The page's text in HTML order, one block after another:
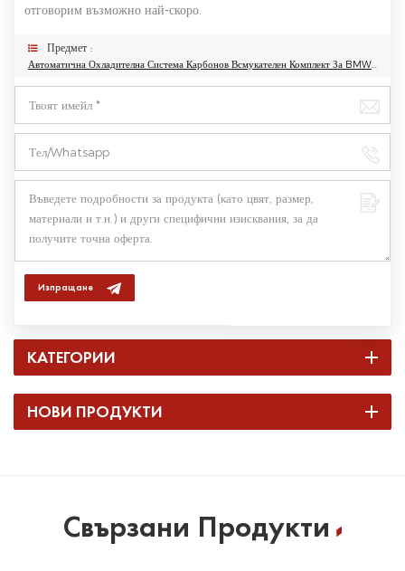
отговорим възможно най-скоро.
Предмет :
Автоматична Охладителна Система Карбонов Всмукателен Комплект За BMW M3 M4 G80 G82
Изпращане
КАТЕГОРИИ
НОВИ ПРОДУКТИ
Свързани Продукти